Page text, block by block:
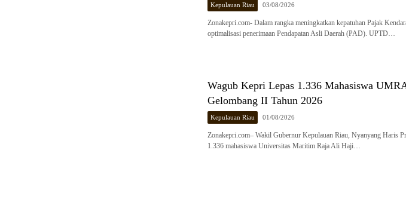
Kepulauan Riau 03/08/2026
Zonakepri.com- Dalam rangka meningkatkan kepatuhan Pajak
optimalisasi penerimaan Pendapatan Asli Daerah (PAD). UPTD…
Wagub Kepri Lepas 1.336 Mahasiswa
Gelombang II Tahun 2026
Kepulauan Riau 01/08/2026
Zonakepri.com– Wakil Gubernur Kepulauan Riau, Nyanyang Haris
1.336 mahasiswa Universitas Maritim Raja Ali Haji…